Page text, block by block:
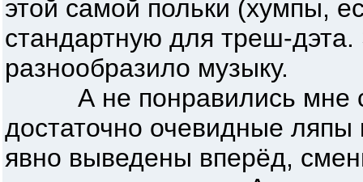
этой самой польки (хумпы,
стандартную для треш-дэта.
разнообразило музыку.
А не понравились мне
достаточно очевидные
явно выведены вперёд,